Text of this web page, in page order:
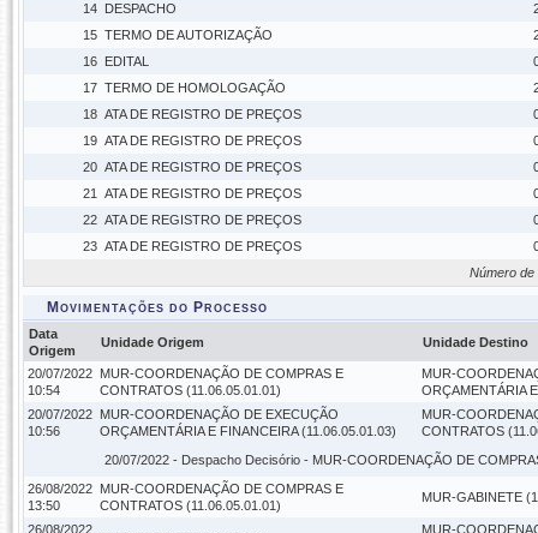
14 DESPACHO
15 TERMO DE AUTORIZAÇÃO
16 EDITAL
17 TERMO DE HOMOLOGAÇÃO
18 ATA DE REGISTRO DE PREÇOS
19 ATA DE REGISTRO DE PREÇOS
20 ATA DE REGISTRO DE PREÇOS
21
ATA DE REGISTRO DE PREÇOS
22 ATA DE REGISTRO DE PREÇOS
23 ATA DE REGISTRO DE PREÇOS
Número
Movimentações do Processo
Data
Origem
Unidade Origem Unidade Destino
20/07/2022
10:54
MUR-COORDENAÇÃO DE COMPRAS E
CONTRATOS (11.06.05.01.01)
MUR-
ORÇAMENTÁRIA
20/07/2022
10:56
MUR-COORDENAÇÃO DE EXECUÇÃO
ORÇAMENTÁRIA E FINANCEIRA (11.06.05.01.03)
MUR-
CONTRATOS
20/07/2022 - Despacho Decisório - MUR-COORDENAÇÃO DE
26/08/2022
13:50
MUR-COORDENAÇÃO DE COMPRAS E
CONTRATOS (11.06.05.01.01)
MUR-GABINETE
26/08/2022
MUR-